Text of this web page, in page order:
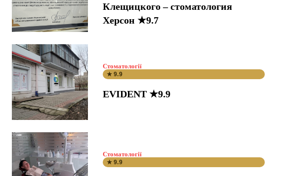
Клещицкого – стоматология
Херсон ★9.7
Стоматології
★ 9.9
EVIDENT ★9.9
Стоматології
★ 9.9